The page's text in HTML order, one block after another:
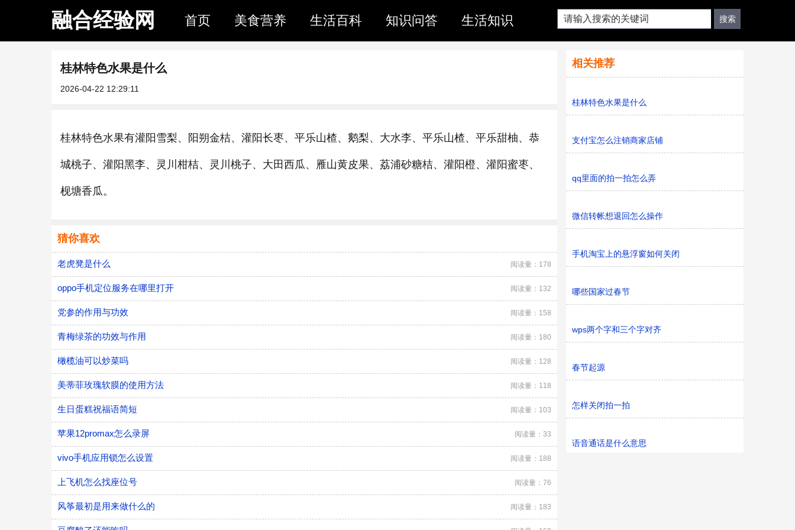
融合经验网 首页 美食营养 生活百科 知识问答 生活知识
桂林特色水果是什么
2026-04-22 12:29:11
桂林特色水果有灌阳雪梨、阳朔金桔、灌阳长枣、平乐山楂、鹅梨、大水李、平乐山楂、平乐甜柚、恭
城桃子、灌阳黑李、灵川柑桔、灵川桃子、大田西瓜、雁山黄皮果、荔浦砂糖桔、灌阳橙、灌阳蜜枣、
枧塘香瓜。
猜你喜欢
老虎凳是什么 阅读量：178
oppo手机定位服务在哪里打开 阅读量：132
党参的作用与功效 阅读量：158
青梅绿茶的功效与作用 阅读量：180
橄榄油可以炒菜吗 阅读量：128
美蒂菲玫瑰软膜的使用方法 阅读量：118
生日蛋糕祝福语简短 阅读量：103
苹果12promax怎么录屏 阅读量：33
vivo手机应用锁怎么设置 阅读量：188
上飞机怎么找座位号 阅读量：76
风筝最初是用来做什么的 阅读量：183
相关推荐
桂林特色水果是什么
支付宝怎么注销商家店铺
qq里面的拍一拍怎么弄
微信转帐想退回怎么操作
手机淘宝上的悬浮窗如何关闭
哪些国家过春节
wps两个字和三个字对齐
春节起源
怎样关闭拍一拍
语音通话是什么意思